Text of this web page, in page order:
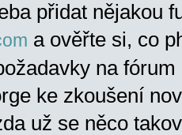
přidat nějakou
a ověřte si, co
na
ke zkoušení
už se něco